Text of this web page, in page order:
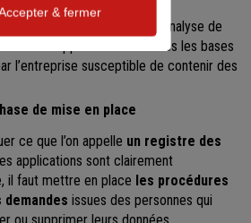
demande un gros travail d’analyse de
les applications et toutes les bases
l’entreprise susceptible de contenir des
de mise en place
ce que l’on appelle un registre des
applications sont clairement
il faut mettre en place les procédures
issues des personnes qui
& fermer